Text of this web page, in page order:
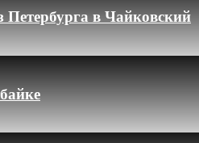
Петербурга в Чайковский